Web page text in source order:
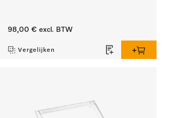
98,00 € excl. BTW
Vergelijken